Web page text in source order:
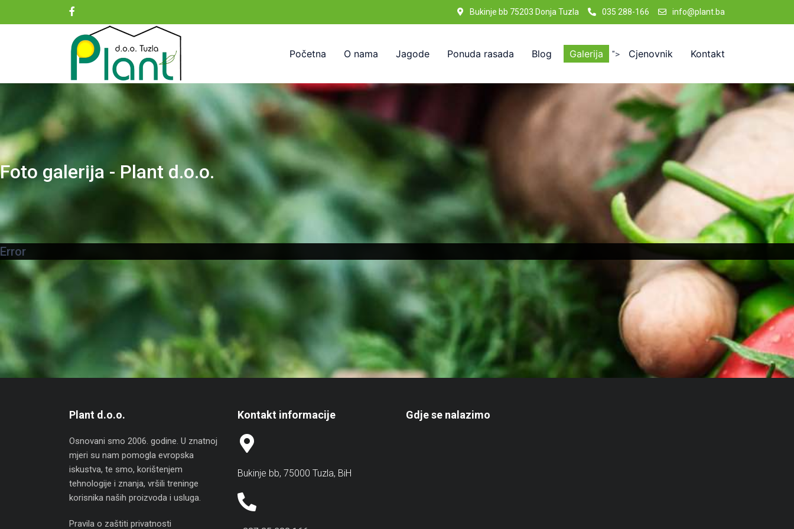
Bukinje bb 75203 Donja Tuzla 035 288-166 info@plant.ba
Početna O nama Jagode Ponuda rasada Blog Galerija "> Cjenovnik Kontakt
Foto galerija - Plant d.o.o.
Error
Plant d.o.o.
Osnovani smo 2006. godine. U znatnoj
mjeri su nam pomogla evropska
iskustva, te smo, korištenjem
tehnologije i znanja, vršili treninge
korisnika naših proizvoda i usluga.
Pravila o zaštiti privatnosti
Kontakt informacije
Bukinje bb, 75000 Tuzla, BiH
Gdje se nalazimo